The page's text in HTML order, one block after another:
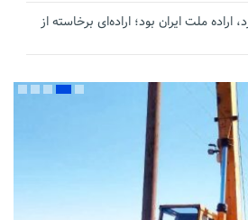
اراده ملت ایران بود؛ اراده‌ای برخاسته از